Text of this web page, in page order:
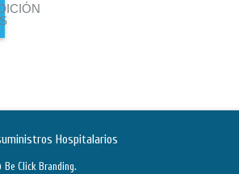
Hospitalarios
Be Click Branding.